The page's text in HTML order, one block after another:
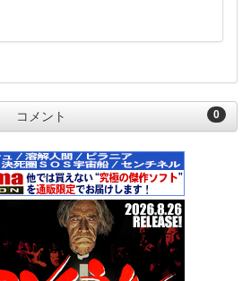
0
コメント